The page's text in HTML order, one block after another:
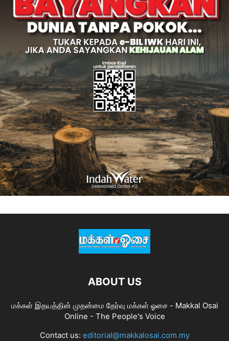
ABOUT US
மக்கள் இதயத்தின் முதன்மை தேர்வு மக்கள் ஓசை - Makkal Osai
Online - The People's Voice
Contact us: editorial@makkalosai.com.my